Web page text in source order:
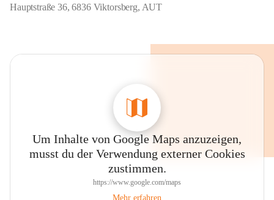
Hauptstraße 36, 6836 Viktorsberg, AUT
Um Inhalte von Google Maps anzuzeigen,
musst du der Verwendung externer Cookies
zustimmen.
https://www.google.com/maps
Mehr erfahren